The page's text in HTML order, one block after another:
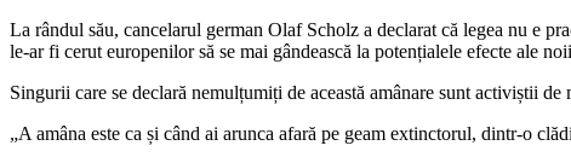
La rândul său, cancelarul german Olaf Scholz a declarat că legea nu e
le-ar fi cerut europenilor să se mai gândească la potențialele efecte ale
Singurii care se declară nemulțumiți de această amânare sunt activiștii
„A amâna este ca și când ai arunca afară pe geam extinctorul, dintr-o